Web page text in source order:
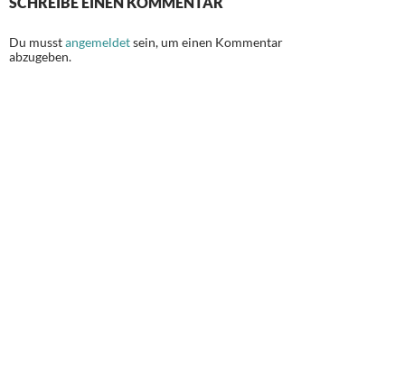
Du musstangemeldetsein, um einen Kommentar
abzugeben.